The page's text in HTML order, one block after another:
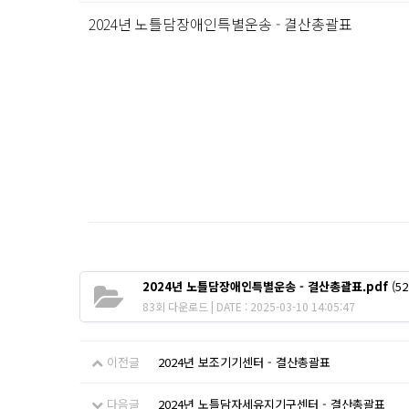
2024년 노틀담장애인특별운송 - 결산총괄표
2024년 노틀담장애인특별운송 - 결산총괄표.pdf
83회 다운로드 | DATE : 2025-03-10 14:05:47
이전글 2024년 보조기기센터 - 결산총괄표
다음글 2024년 노틀담자세유지기구센터 - 결산총괄표